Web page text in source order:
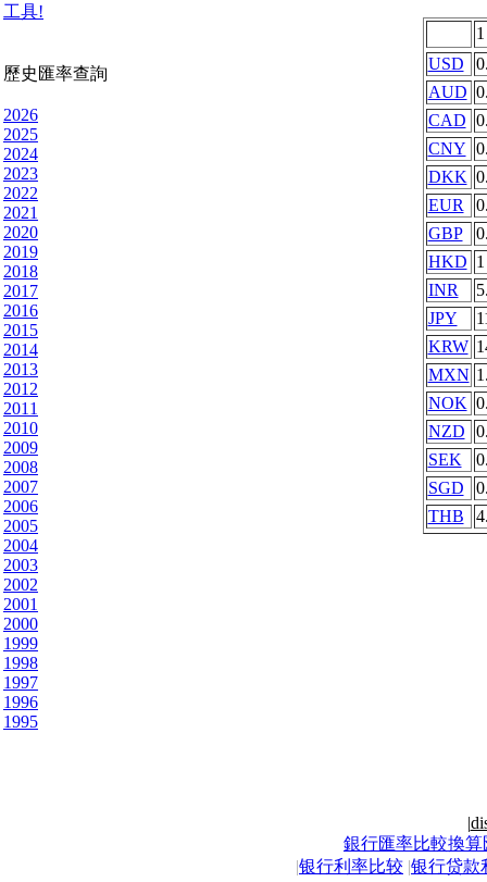
工具!
歷史匯率查詢
2026
2025
2024
2023
2022
2021
2020
2019
2018
2017
2016
2015
2014
2013
2012
2011
2010
2009
2008
2007
2006
2005
2004
2003
2002
2001
2000
1999
1998
1997
1996
1995
USD
AUD
CAD
CNY
DKK
EUR
GBP
HKD 1
INR
JPY
KRW
MXN
NOK
NZD
SEK
SGD
THB
|
銀行匯率比較換算
|银行利率比较 |银行贷款